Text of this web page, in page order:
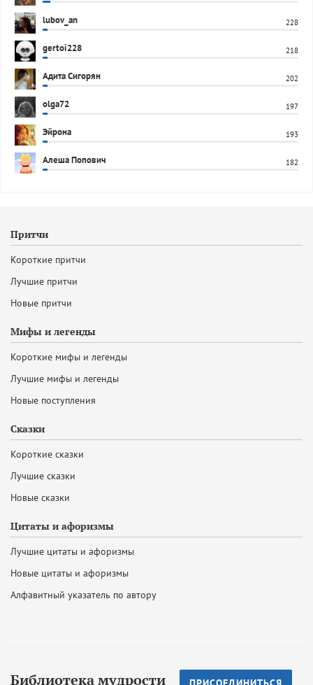
lubov_an 228
gertoi228 218
Адита Сигорян 202
olga72 197
Эйрона 193
Алеша Попович 182
Притчи
Короткие притчи
Лучшие притчи
Новые притчи
Мифы и легенды
Короткие мифы и легенды
Лучшие мифы и легенды
Новые поступления
Сказки
Короткие сказки
Лучшие сказки
Новые сказки
Цитаты и афоризмы
Лучшие цитаты и афоризмы
Новые цитаты и афоризмы
Алфавитный указатель по автору
Библиотека мудрости